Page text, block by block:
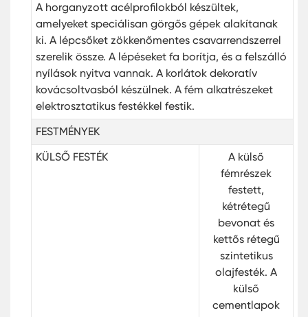
A horganyzott acélprofilokból készültek,
amelyeket speciálisan görgős gépek alakítanak
ki. A lépcsőket zökkenőmentes csavarrendszerrel
szerelik össze. A lépéseket fa borítja, és a felszálló
nyílások nyitva vannak. A korlátok dekoratív
kovácsoltvasból készülnek. A fém alkatrészeket
elektrosztatikus festékkel festik.
FESTMÉNYEK
KÜLSŐ FESTÉK
A külső
fémrészek
festett,
kétrétegű
bevonat és
kettős rétegű
szintetikus
olajfesték. A
külső
cementlapok